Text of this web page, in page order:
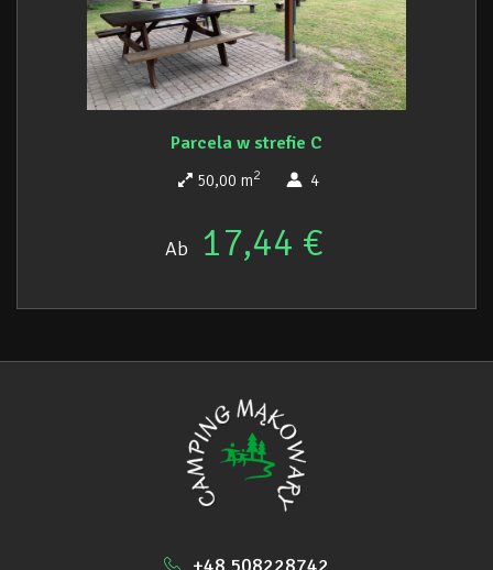
Parcela w strefie C
50,00 m2 4
Ab 17,44 €
+48 508228742